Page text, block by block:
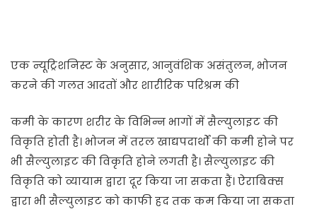
एक न्यूट्रिशनिस्ट के अनुसार, आनुवंशिक असंतुलन, भोजन
करने की गलत आदतों और शारीरिक परिश्रम की
कमी के कारण शरीर के विभिन्न भागों में सैल्युलाइट की
विकृति होती है। भोजन में तरल खाद्यपदार्थों की कमी होने पर
भी सैल्युलाइट की विकृति होने लगती है। सैल्युलाइट की
विकृति को व्यायाम द्वारा दूर किया जा सकता हैं। ऐराबिक्स
द्वारा भी सैल्युलाइट को काफी हद तक कम किया जा सकता